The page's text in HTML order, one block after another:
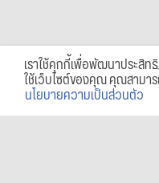
เราใช้คุกกี้เพื่อพัฒนาประสิ
ใช้เว็บไซต์ของคุณ คุณสามา
นโยบายความเป็นส่วนตัว